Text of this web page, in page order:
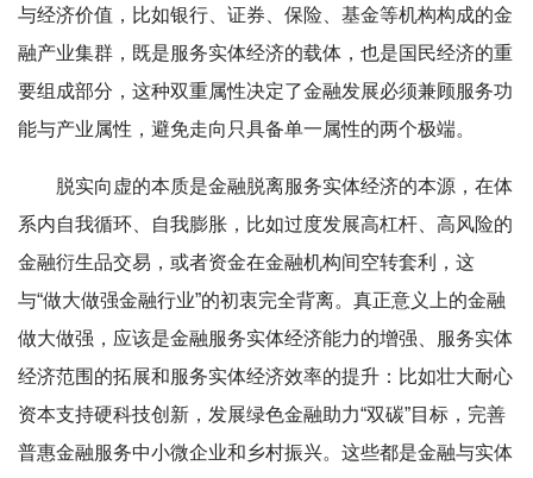
与经济价值，比如银行、证券、保险、基金等机构构成的金
融产业集群，既是服务实体经济的载体，也是国民经济的重
要组成部分，这种双重属性决定了金融发展必须兼顾服务功
能与产业属性，避免走向只具备单一属性的两个极端。
脱实向虚的本质是金融脱离服务实体经济的本源，在体
系内自我循环、自我膨胀，比如过度发展高杠杆、高风险的
金融衍生品交易，或者资金在金融机构间空转套利，这
与“做大做强金融行业”的初衷完全背离。真正意义上的金融
做大做强，应该是金融服务实体经济能力的增强、服务实体
经济范围的拓展和服务实体经济效率的提升：比如壮大耐心
资本支持硬科技创新，发展绿色金融助力“双碳”目标，完善
普惠金融服务中小微企业和乡村振兴。这些都是金融与实体